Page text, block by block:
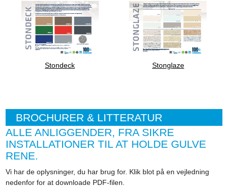
Stondeck Stonglaze
BROCHURER & LITTERATUR
ALLE ANLIGGENDER, FRA SIKRE
INSTALLATIONER TIL AT HOLDE GULVE
RENE.
Vi har de oplysninger, du har brug for. Klik blot på en vejledning
nedenfor for at downloade PDF-filen.